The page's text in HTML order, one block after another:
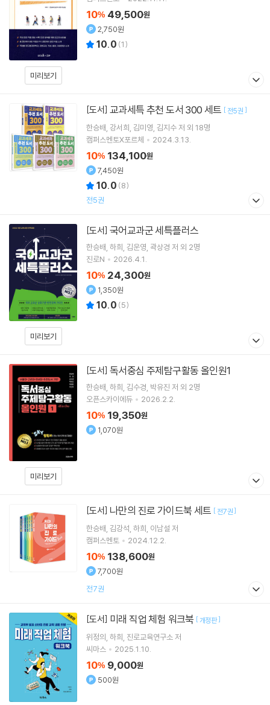
미리보기
10% 49,500원
2,750원
10.0 (1)
[도서] 교과세특 추천 도서 300 세트 [ 전5권 ]
한승배 강서희 김미영 김지수저 외 18명
캠퍼스멘토X포르체
2024.3.13.
10% 134,100원
7,450원
10.0 (8)
전5권
미리보기
[도서] 국어교과군 세특플러스
한승배 하희 김운영 곽상경 저 외 2명
진로N
2026.4.1.
10% 24,300원
1,350원
10.0 (5)
미리보기
[도서] 독서중심 주제탐구활동 올인원1
한승배 하희 김수경 박유진 저 외 2명
오픈스카이에듀
2026.2.2.
10% 19,350원
1,070원
[도서] 나만의 진로 가이드북 세트 [ 전7권]
한승배 김강석 하희 이남설 저
캠퍼스멘토
2024.12.2.
10% 138,600원
7,700원
전7권
[도서] 미래 직업 체험 워크북 [개정판]
위정의 하희 진로교육연구소저
씨마스
2025.1.10.
10% 9,000원
500원